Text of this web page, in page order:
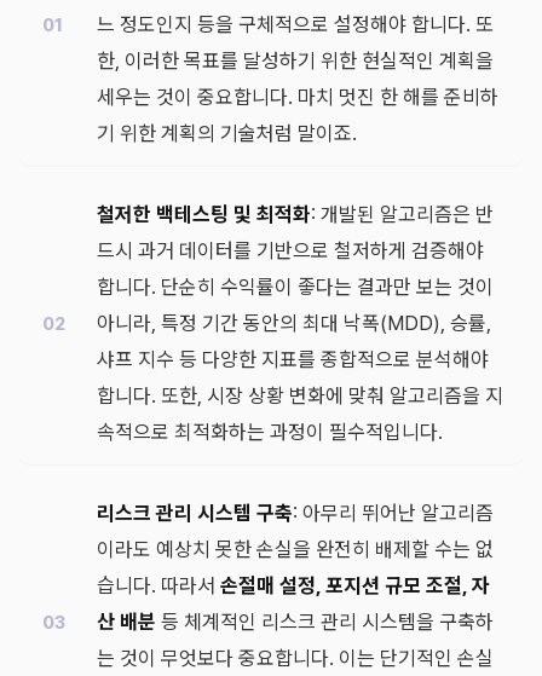
느 정도인지 등을 구체적으로 설정해야 합니다. 또
한, 이러한 목표를 달성하기 위한 현실적인 계획을
세우는 것이 중요합니다. 마치 멋진 한 해를 준비하
기 위한 계획의 기술처럼 말이죠.
철저한 백테스팅 및 최적화: 개발된 알고리즘은 반
드시 과거 데이터를 기반으로 철저하게 검증해야
합니다. 단순히 수익률이 좋다는 결과만 보는 것이
아니라, 특정 기간 동안의 최대 낙폭(MDD), 승률,
샤프 지수 등 다양한 지표를 종합적으로 분석해야
합니다. 또한, 시장 상황 변화에 맞춰 알고리즘을 지
속적으로 최적화하는 과정이 필수적입니다.
리스크 관리 시스템 구축: 아무리 뛰어난 알고리즘
이라도 예상치 못한 손실을 완전히 배제할 수는 없
습니다. 따라서 손절매 설정, 포지션 규모 조절, 자
산 배분 등 체계적인 리스크 관리 시스템을 구축하
는 것이 무엇보다 중요합니다. 이는 단기적인 손실